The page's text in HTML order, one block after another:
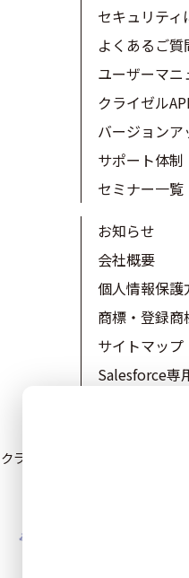
セキュリティ
よくあるご質
ユーザーマニ
クライゼル
バージョンア
サポート体制
セミナー一覧
お知らせ
会社概要
個人情報保護
商標・登録商
サイトマップ
Salesforce専
クライゼルを運用するトライコ